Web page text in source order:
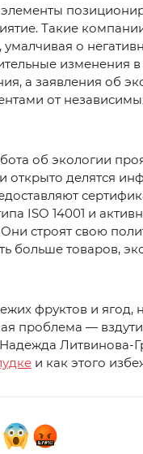
Такие
умалчивая о
изменения в
а заявления об
от
об экологии
открыто делятся
ISO 14001 и
строят свою
больше товаров,
фруктов и ягод,
проблема —
Литвинова-
и как этого